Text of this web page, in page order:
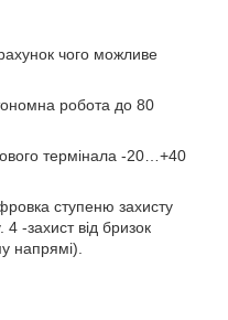
чого можливе
робота до 80
термінала -20…+40
ступеню захисту
-захист від бризок
напрямі).